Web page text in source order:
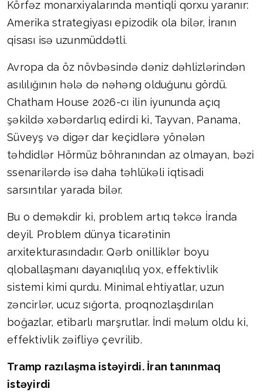
Körfəz monarxiyalarında məntiqli qorxu yaranır:
Amerika strategiyası epizodik ola bilər, İranın
qisası isə uzunmüddətli.
Avropa da öz növbəsində dəniz dəhlizlərindən
asılılığının hələ də nəhəng olduğunu gördü.
Chatham House 2026-cı ilin iyununda açıq
şəkildə xəbərdarlıq edirdi ki, Tayvan, Panama,
Süveyş və digər dar keçidlərə yönələn
təhdidlər Hörmüz böhranından az olmayan, bəzi
ssenarilərdə isə daha təhlükəli iqtisadi
sarsıntılar yarada bilər.
Bu o deməkdir ki, problem artıq təkcə İranda
deyil. Problem dünya ticarətinin
arxitekturasındadır. Qərb onilliklər boyu
qloballaşmanı dayanıqlılıq yox, effektivlik
sistemi kimi qurdu. Minimal ehtiyatlar, uzun
zəncirlər, ucuz sığorta, proqnozlaşdırılan
boğazlar, etibarlı marşrutlar. İndi məlum oldu ki,
effektivlik zəifliyə çevrilib.
Tramp razılaşma istəyirdi. İran tanınmaq
istəyirdi